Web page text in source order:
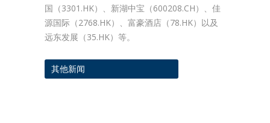
国（3301.HK）、新湖中宝（600208.CH）、佳
源国际（2768.HK）、富豪酒店（78.HK）以及
远东发展（35.HK）等。
其他新闻